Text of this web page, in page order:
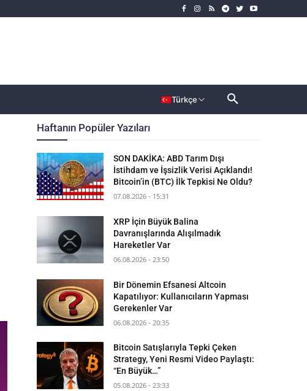
Türkçe
Haftanın Popüler Yazıları
SON DAKİKA: ABD Tarım Dışı
İstihdam ve İşsizlik Verisi Açıklandı!
Bitcoin’in (BTC) İlk Tepkisi Ne Oldu?
07.08.2026 - 15:31
XRP İçin Büyük Balina
Davranışlarında Alışılmadık
Hareketler Var
06.08.2026 - 23:50
Bir Dönemin Efsanesi Altcoin
Kapatılıyor: Kullanıcıların Yapması
Gerekenler Var
06.08.2026 - 20:35
Bitcoin Satışlarıyla Tepki Çeken
Strategy, Yeni Resmi Video Paylaştı:
“En Büyük…”
05.08.2026 - 23:33